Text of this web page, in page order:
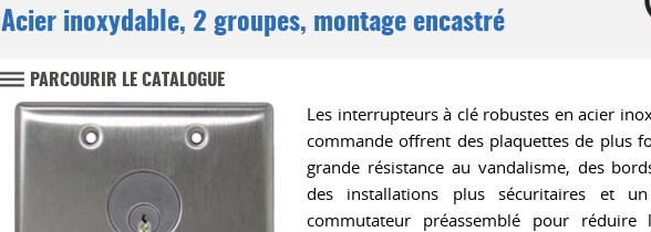
Acier inoxydable, 2 groupes, montage encastré
PARCOURIR LE CATALOGUE
Les interrupteurs à clé robustes en acier
commande offrent des plaquettes de plus
grande résistance au vandalisme, des
des installations plus sécuritaires et
commutateur préassemblé pour